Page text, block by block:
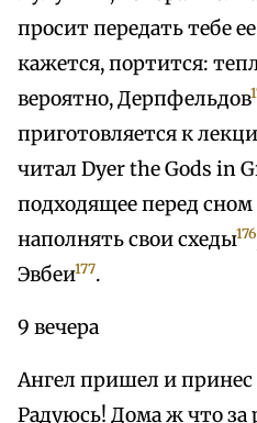
просит передать тебе
кажется, портится:
вероятно, Дерпфельдов
приготовляется к
читал Dyer the Gods in
подходящее перед сном
наполнять свои схеды176
Эвбеи177.
9 вечера
Ангел пришел и
Радуюсь! Дома ж что за